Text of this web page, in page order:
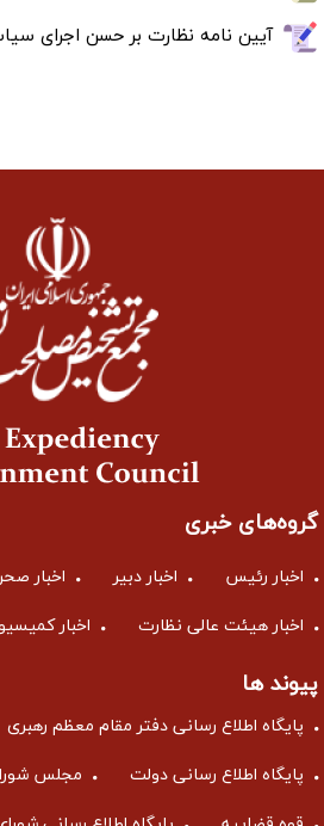
آیین نامه نظارت بر حسن اجرای
گروه‌های خبری
اخبار رئیس اخبار دبیر اخبار
اخبار هیئت عالی نظارت اخبار
پیوند ها
پایگاه اطلاع رسانی دفتر مقام معظم رهبری
پایگاه اطلاع رسانی دولت مجلس